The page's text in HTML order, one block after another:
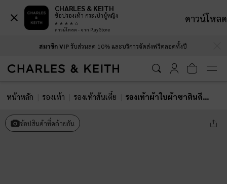
สมาชิก VIPรับส่วนลด 10% และบริการจัดส่งฟรีตลอดทั้งปี
หน้าหลัก รองเท้า รองเท้าส้นเตี้ย รองเท้าผ้าใบผ้าซาตินดีเทลขอบย่น
ช้อปสินค้าที่คล้ายกัน
CHARLES & KEITH
ช้อปรองเท้า กระเป๋าผู้หญิง
ดาวน์โหลด - จาก Play Store
ดาวน์โหลด